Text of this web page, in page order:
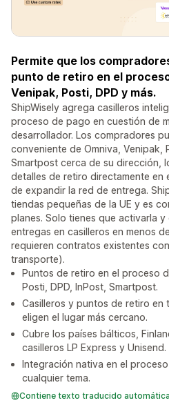
Permite que los
punto de retiro en el
Venipak, Posti, DPD y más.
ShipWisely agrega casilleros
proceso de pago en cuestión de
desarrollador. Los compradores
conveniente de Omniva, Venipak,
Smartpost cerca de su dirección,
detalles de retiro directamente en
de expandir la red de entrega.
tiendas pequeñas de la UE y es
planes. Solo tienes que activarla
entregas en casilleros en menos
requieren contratos existentes
transporte).
Puntos de retiro en el proceso
Posti, DPD, InPost, Smartpost.
Casilleros y puntos de retiro en
eligen el lugar más cercano.
Cubre los países bálticos,
casilleros LP Express y Unisend.
Integración nativa en el
cualquier tema.
Contiene texto traducido